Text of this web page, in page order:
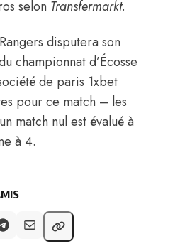
selon Transfermarkt.
disputera son
championnat d’Écosse
de paris 1xbet
pour ce match – les
match nul est évalué à
à 4.